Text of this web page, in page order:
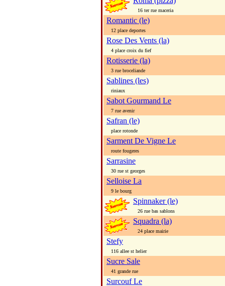
16 ter rue maceria
Romantic (le)
12 place deportes
Rose Des Vents (la)
4 place croix du fief
Rotisserie (la)
3 rue broceliande
Sablines (les)
riniaux
Sabot Gourmand Le
7 rue avenir
Safran (le)
place rotonde
Sarment De Vigne Le
route fougeres
Sarrasine
30 rue st georges
Selloise La
9 le bourg
Spinnaker (le)
26 rue bas sablons
Squadra (la)
24 place mairie
Stefy
116 allee st helier
Sucre Sale
41 grande rue
Surcouf Le